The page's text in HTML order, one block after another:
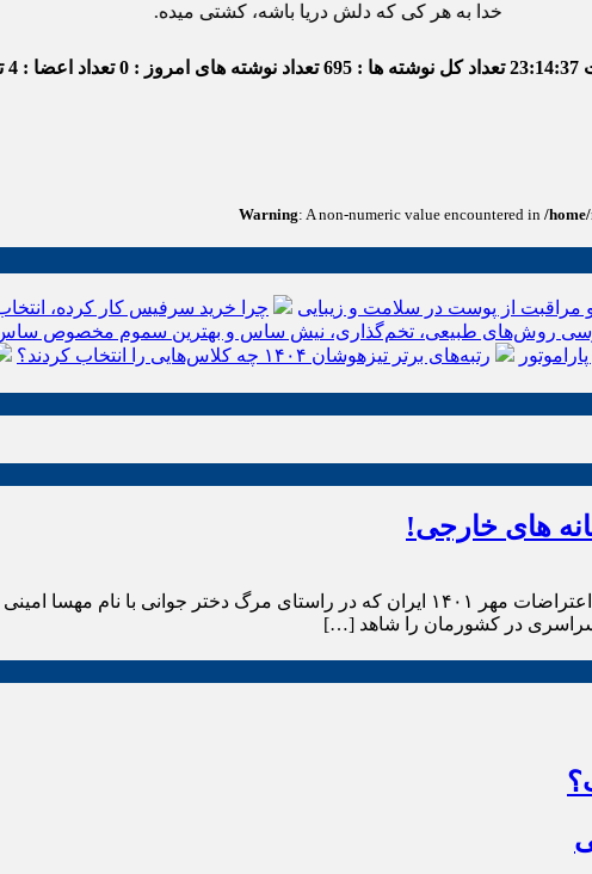
خدا به هر کی که دلش دریا باشه، کشتی میده.
23:14:38تعداد کل نوشته ها : 695 تعداد نوشته های امروز : 0 تعداد اعضا : 4
Warning: A non-numeric value encountered in /
از پوست در سلامت و زیبایی چرا خرید سرفیس کار کرده،
روش‌های طبیعی، تخم‌گذاری، نیش ساس و بهترین سموم مخصوص
رتبه‌های برتر تیزهوشان ۱۴۰۴ چه کلاس‌هایی را انتخاب کردند؟
رسانه های خارجی در رابطه با اعتراضات مهر ۱۴۰۱ در ایران اعتراضات مهر ۱۴۰۱ ایران که
در کشورمان را شاهد […]